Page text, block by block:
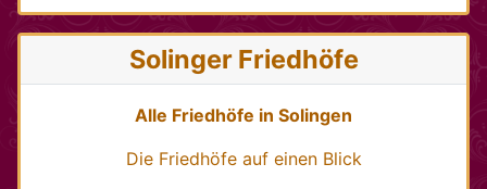
Solinger Friedhöfe
Alle Friedhöfe in Solingen
Die Friedhöfe auf einen Blick